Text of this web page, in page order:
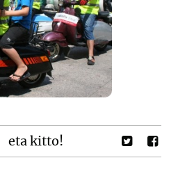
eta kitto!